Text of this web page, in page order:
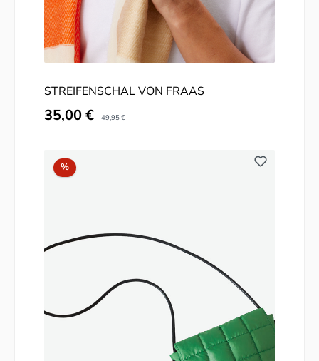
STREIFENSCHAL VON FRAAS
Verkaufspreis:
35,00 € Regulärer Preis:
49,95 €
%Rabatt